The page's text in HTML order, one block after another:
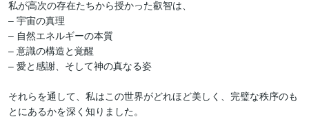
私が高次の存在たちから授かった叡智は、
– 宇宙の真理
– 自然エネルギーの本質
– 意識の構造と覚醒
– 愛と感謝、そして神の真なる姿
それらを通して、私はこの世界がどれほど美しく、完璧な秩序のも
とにあるかを深く知りました。